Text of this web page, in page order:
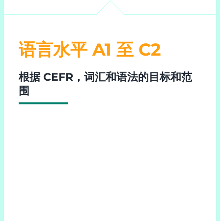
语言水平 A1 至 C2
根据 CEFR，词汇和语法的目标和范
围